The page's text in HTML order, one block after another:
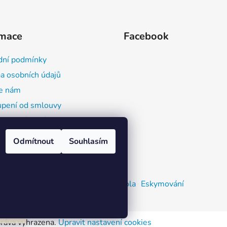
Odmítnout Souhlasím
podmínky
osobních údajů
nám
od smlouvy
o výrobcích a
(GPSR)
Facebook
Kajaková škola Eskymování
vyhrazena.Upravit nastavení cookies